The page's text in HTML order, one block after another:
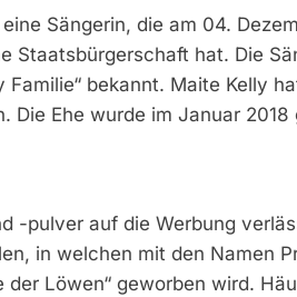
Sängerin, die am 04.
Staatsbürgerschaft hat. Die
bekannt. Maite Kelly
Die Ehe wurde im Januar 2018
-pulver auf die Werbung
in welchen mit den Namen
der Löwen“ geworben wird.